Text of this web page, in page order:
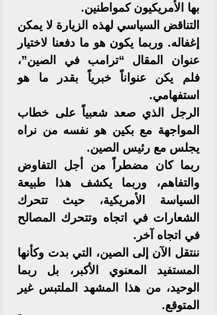
بها الأمريكيون كمواطنين.
التناقض السياسي لهذه الزيارة لا يمكن
إغفاله. وربما يكون هو ما دفعنا لاختيار
عنوان المقال “ترامب في الصين”،
فلم يكن عنواناً خبرياً بقدر ما هو
استفهامي.
الرجل الذي صعد شعبياً على خطاب
المواجهة مع بكين هو نفسه من نراه
يجلس مع رئيس الصين.
ربما كان مضطراً من أجل التفاوض
والتفاهم، وربما يكشف هذا طبيعة
السياسة الأمريكية، حيث تتحرك
الشعارات في اتجاه وتتحرك المصالح
في اتجاه آخر.
ننتقل الآن إلى الصين، التي بدت وكأنها
المستفيد المعنوي الأكبر، بل ربما
الوحيد، من هذا المشهد الملتبس غير
المتوقع.